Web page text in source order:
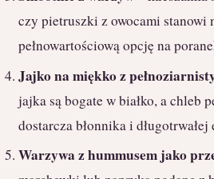
czy pietruszki z owocami stanowi
pełnowartościową opcję na
Jajko na miękko z
jajka są bogate w białko, a chleb
dostarcza błonnika i długotrwałej
Warzywa z hummusem jako